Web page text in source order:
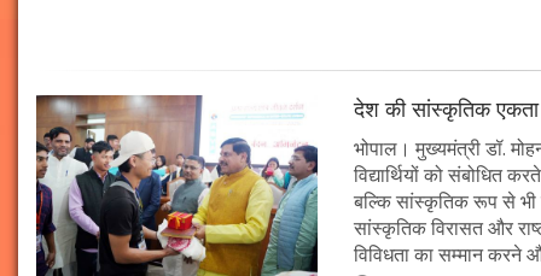
देश की सांस्कृतिक
भोपाल। मुख्यमंत्री डॉ.
विद्यार्थियों को संबोधित
बल्कि सांस्कृतिक रूप से भी
सांस्कृतिक विरासत और
विविधता का सम्मान